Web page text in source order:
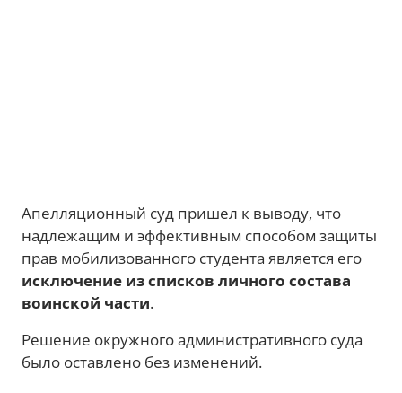
Апелляционный суд пришел к выводу, что
надлежащим и эффективным способом защиты
прав мобилизованного студента является его
исключение из списков личного состава
воинской части.
Решение окружного административного суда
было оставлено без изменений.